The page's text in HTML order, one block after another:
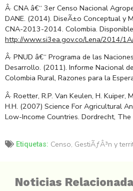
Â· CNA â€“ 3er Censo Nacional
DANE. (2014). DiseÃ±o Conceptual y
CNA-2013-2014. Colombia.
http://www.si3ea.gov.co/Lena/2014/
Â· PNUD â€“ Programa de las
Desarrollo. (2011). Informe Nacional
Colombia Rural, Razones para la
Â· Roetter, R.P. Van Keulen, H. Kuiper,
H.H. (2007) Science For Agricultural
Low-Income Countries. Dordrecht,
Etiquetas: Censo, GestiÃƒÂ³n y
Noticias